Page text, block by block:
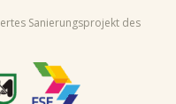
Sanierungsprojekt des